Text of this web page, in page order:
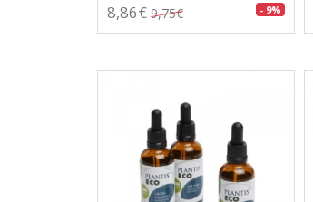
8,86€ 9,75€ - 9%